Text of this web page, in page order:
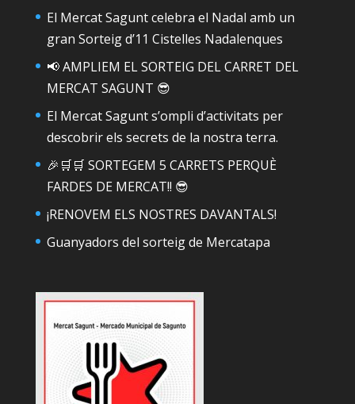
El Mercat Sagunt celebra el Nadal amb un
gran Sorteig d’11 Cistelles Nadalenques
📢 AMPLIEM EL SORTEIG DEL CARRET DEL
MERCAT SAGUNT 😎
El Mercat Sagunt s’ompli d’activitats per
descobrir els secrets de la nostra terra.
🎉🛒🛒 SORTEGEM 5 CARRETS PERQUÈ
FARDES DE MERCAT!! 😎
¡RENOVEM ELS NOSTRES DAVANTALS!
Guanyadors del sorteig de Mercatapa